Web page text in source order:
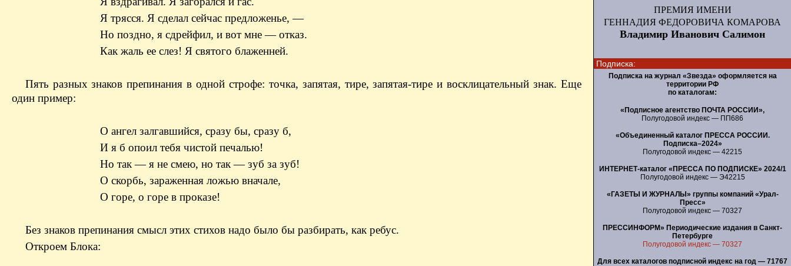
Я трясся. Я сделал сейчас предложенье, —
Но поздно, я сдрейфил, и вот мне — отказ.
Как жаль ее слез! Я святого блаженней.
Пять разных знаков препинания в одной строфе: точка, запятая, тире, запятая-тире и восклицательный знак. Еще
один пример:
О ангел залгавшийся, сразу бы, сразу б,
И я б опоил тебя чистой печалью!
Но так — я не смею, но так — зуб за зуб!
О скорбь, зараженная ложью вначале,
О горе, о горе в проказе!
Без знаков препинания смысл этих стихов надо было бы разбирать, как ребус.
Откроем Блока:
ПРЕМИЯ ИМЕНИ
ГЕННАДИЯ ФЕДОРОВИЧА КОМАРОВА
Владимир Иванович Салимон
Подписка:
Подписка на журнал «Звезда» оформляется на
территории РФ
по каталогам:
«Подписное агентство ПОЧТА РОССИИ»,
Полугодовой индекс — ПП686
«Объединенный каталог ПРЕССА РОССИИ.
Подписка–2024»
Полугодовой индекс — 42215
ИНТЕРНЕТ-каталог «ПРЕССА ПО ПОДПИСКЕ» 2024/1
Полугодовой индекс — Э42215
«ГАЗЕТЫ И ЖУРНАЛЫ» группы компаний «Урал-
Пресс»
Полугодовой индекс — 70327
ПРЕССИНФОРМ» Периодические издания в Санкт-
Петербурге
Полугодовой индекс — 70327
Для всех каталогов подписной индекс на год — 71767